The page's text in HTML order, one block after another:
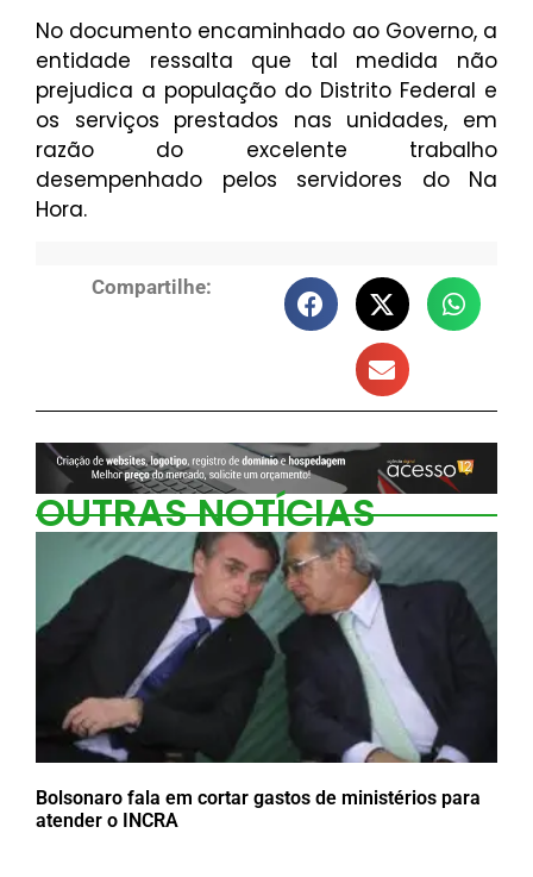
No documento encaminhado ao Governo, a
entidade ressalta que tal medida não
prejudica a população do Distrito Federal e
os serviços prestados nas unidades, em
razão do excelente trabalho
desempenhado pelos servidores do Na
Hora.
Compartilhe:
OUTRAS NOTÍCIAS
Bolsonaro fala em cortar gastos de ministérios para
atender o INCRA